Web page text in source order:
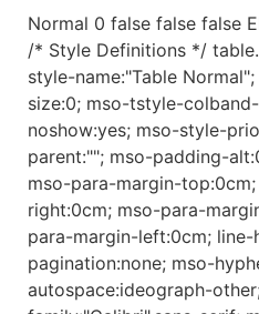
Normal 0 false false false
/* Style Definitions */
style-name:"Table
size:0; mso-tstyle-
noshow:yes; mso-style-
parent:""; mso-padding-
mso-para-margin-
right:0cm; mso-para-
para-margin-left:0cm; line-
pagination:none; mso-
autospace:ideograph-